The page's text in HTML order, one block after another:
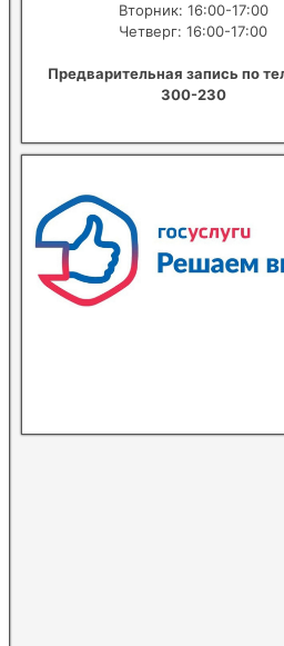
Вторник: 16:00-17:00
Четверг: 16:00-17:00
Предварительная запись по
300-230
В квитанциях ошибки, в
сотрудники управляющей хамят?
Расскажите о проблемах с ЖКХ